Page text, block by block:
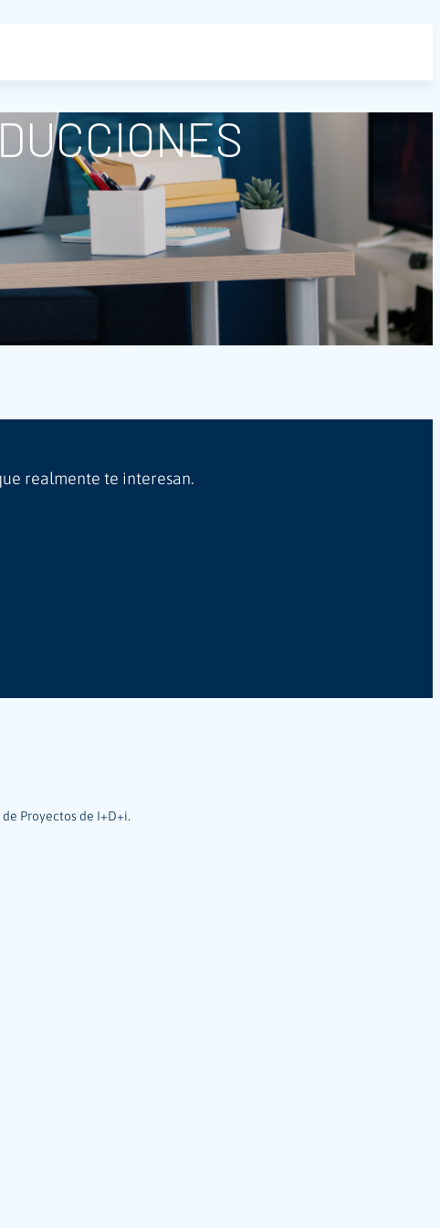
realmente te interesan.
Proyectos de I+D+i.